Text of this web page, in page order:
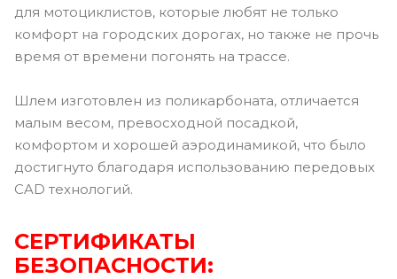
для мотоциклистов, которые любят не только
комфорт на городских дорогах, но также не прочь
время от времени погонять на трассе.
Шлем изготовлен из поликарбоната, отличается
малым весом, превосходной посадкой,
комфортом и хорошей аэродинамикой, что было
достигнуто благодаря использованию передовых
CAD технологий.
СЕРТИФИКАТЫ
БЕЗОПАСНОСТИ: